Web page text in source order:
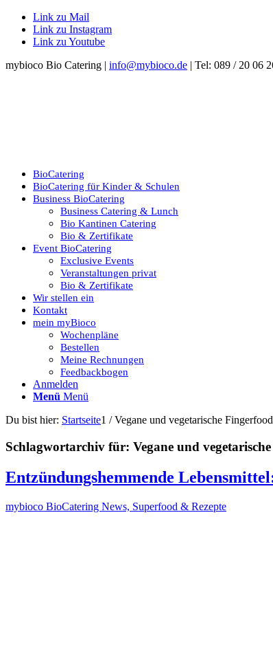
Link zu Mail
Link zu Instagram
Link zu Youtube
mybioco Bio Catering | info@mybioco.de | Tel: 089 / 20 06
BioCatering
BioCatering für Kinder & Schulen
Business BioCatering
Business Catering & Lunch
Bio Kantinen Catering
Bio & Zertifikate
Event BioCatering
Exclusive Events
Veranstaltungen privat
Bio & Zertifikate
Wir stellen ein
Kontakt
mein myBioco
Wochenpläne
Bestellen
Meine Rechnungen
Feedbackbogen
Anmelden
Menü Menü
Du bist hier: Startseite1 / Vegane und vegetarische
Schlagwortarchiv für: Vegane und
Entzündungshemmende
mybioco BioCatering News, Superfood & Rezepte